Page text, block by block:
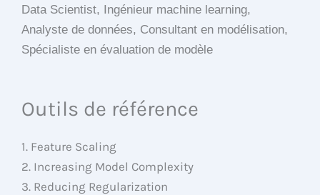
Data Scientist, Ingénieur machine learning,
Analyste de données, Consultant en modélisation,
Spécialiste en évaluation de modèle
Outils de référence
1. Feature Scaling
2. Increasing Model Complexity
3. Reducing Regularization